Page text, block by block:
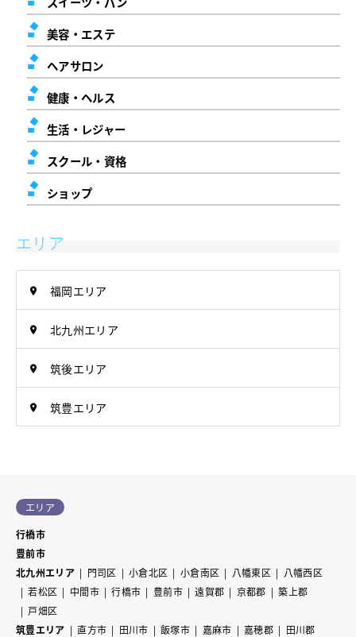
美容・エステ
ヘアサロン
健康・ヘルス
生活・レジャー
スクール・資格
ショップ
エリア
福岡エリア
北九州エリア
筑後エリア
筑豊エリア
エリア
行橋市
豊前市
北九州エリア
門司区 小倉北区 小倉南区 八幡東区
八幡西区
若松区
中間市 行橋市 豊前市 遠賀郡 京都郡
築上郡
戸畑区
筑豊エリア
直方市 田川市 飯塚市 嘉麻市 嘉穂郡
田川郡